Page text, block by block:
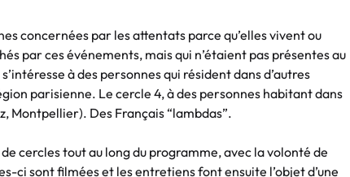
concernées par les attentats parce qu’elles vivent ou
par ces événements, mais qui n’étaient pas présentes au
à des personnes qui résident dans d’autres
parisienne. Le cercle 4, à des personnes habitant dans
Montpellier). Des Français “lambdas”.
cercles tout au long du programme, avec la volonté de
ci sont filmées et les entretiens font ensuite l’objet d’une